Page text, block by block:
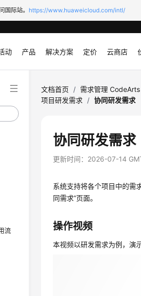
国际站。 https://www.huaweicloud.com/intl/
动 产品 解决方案 定价 云商店
流
文档首页 / 需求管理
项目研发需求 / 协同研发需求
协同研发需求
更新时间： 2026-07-14
系统支持将各个项目中的需
同需求”页面。
操作视频
本视频以研发需求为例，演